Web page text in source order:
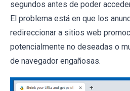
segundos antes de poder
El problema está en que los
redireccionar a sitios web
potencialmente no deseadas o
de navegador engañosas.